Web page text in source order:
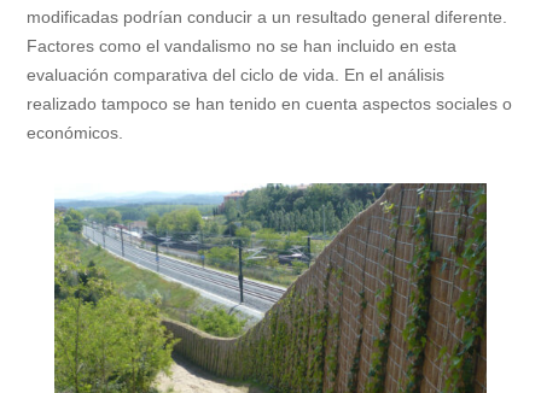
modificadas podrían conducir a un resultado general diferente.
Factores como el vandalismo no se han incluido en esta
evaluación comparativa del ciclo de vida. En el análisis
realizado tampoco se han tenido en cuenta aspectos sociales o
económicos.